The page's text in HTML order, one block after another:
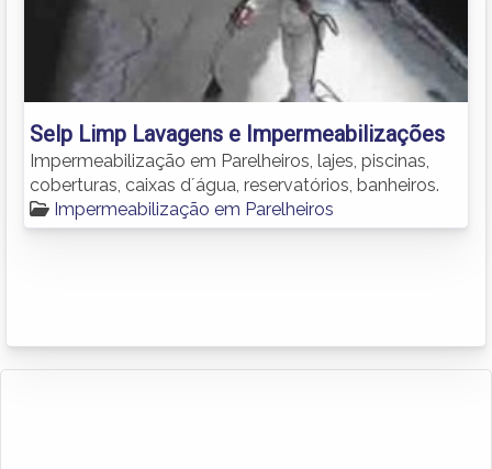
Selp Limp Lavagens e Impermeabilizações
Impermeabilização em Parelheiros, lajes, piscinas,
coberturas, caixas d´água, reservatórios, banheiros.
Impermeabilização em Parelheiros